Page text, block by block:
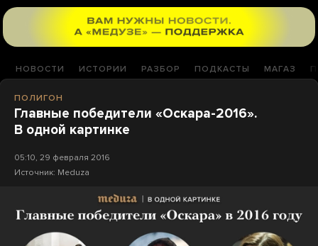
НОВОСТИ ИСТОРИИ РАЗБОР ПОДКАСТЫ МАГАЗ
ПОЛИГОН
Главные победители «Оскара-2016».
В одной картинке
05:10, 29 февраля 2016
Источник: Meduza